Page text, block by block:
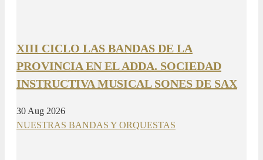
XIII CICLO LAS BANDAS DE LA
PROVINCIA EN EL ADDA. SOCIEDAD
INSTRUCTIVA MUSICAL SONES DE SAX
30 Aug 2026
NUESTRAS BANDAS Y ORQUESTAS